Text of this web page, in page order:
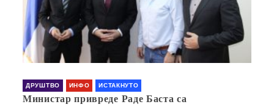
ДРУШТВО ИНФО ИСТАКНУТО
Министар привреде Раде Баста са